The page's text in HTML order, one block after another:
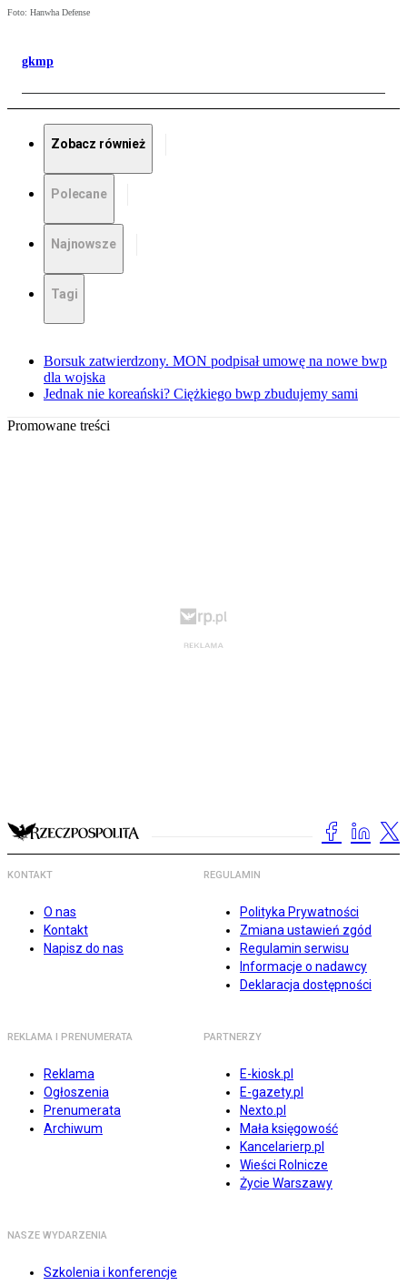
Foto: Hanwha Defense
gkmp
Zobacz również
Polecane
Najnowsze
Tagi
Borsuk zatwierdzony. MON podpisał umowę na nowe bwp
dla wojska
Jednak nie koreański? Ciężkiego bwp zbudujemy sami
Promowane treści
KONTAKT
O nas
Kontakt
Napisz do nas
REGULAMIN
Polityka Prywatności
Zmiana ustawień zgód
Regulamin serwisu
Informacje o nadawcy
Deklaracja dostępności
REKLAMA I PRENUMERATA
Reklama
Ogłoszenia
Prenumerata
Archiwum
PARTNERZY
E-kiosk.pl
E-gazety.pl
Nexto.pl
Mała księgowość
Kancelarierp.pl
Wieści Rolnicze
Życie Warszawy
NASZE WYDARZENIA
Szkolenia i konferencje